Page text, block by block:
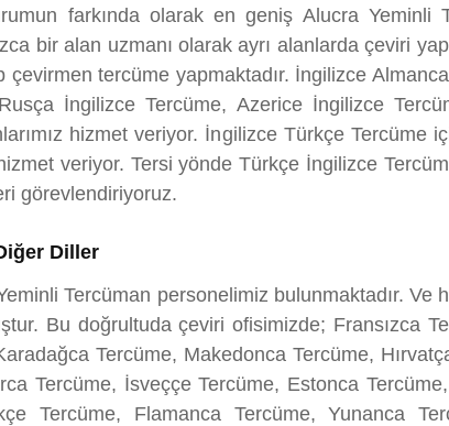
farkında olarak en geniş Alucra Yeminli
bir alan uzmanı olarak ayrı alanlarda çeviri
tercüme yapmaktadır. İngilizce
İngilizce Tercüme, Azerice İngilizce
hizmet veriyor. İngilizce Türkçe
veriyor. Tersi yönde Türkçe İngilizce
görevlendiriyoruz.
Diller
Tercüman personelimiz bulunmaktadır. Ve
Bu doğrultuda çeviri ofisimizde; Fransızca
Tercüme, Makedonca Tercüme,
Tercüme, İsveççe Tercüme, Estonca
Tercüme, Flamanca Tercüme, Yunanca